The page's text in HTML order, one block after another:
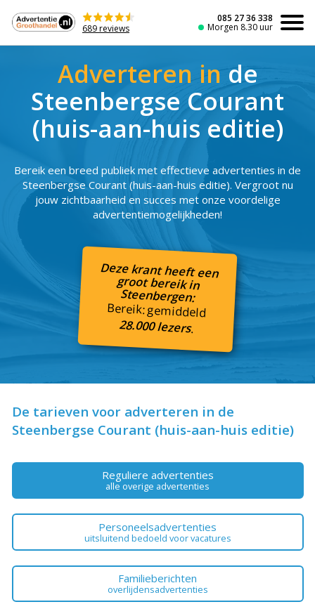
de
inhoud
689 reviews
085 27 36 338
Morgen 8.30 uur
Adverteren in de
Steenbergse Courant
(huis-aan-huis editie)
Bereik een breed publiek met effectieve advertenties in de
Steenbergse Courant (huis-aan-huis editie). Vergroot nu
jouw zichtbaarheid en succes met onze voordelige
advertentiemogelijkheden!
Deze krant heeft een
groot bereik in
Steenbergen:
Bereik: gemiddeld
28.000 lezers.
De tarieven voor adverteren in de
Steenbergse Courant (huis-aan-huis editie)
Reguliere advertenties
alle overige advertenties
Personeelsadvertenties
uitsluitend bedoeld voor vacatures
Familieberichten
overlijdensadvertenties